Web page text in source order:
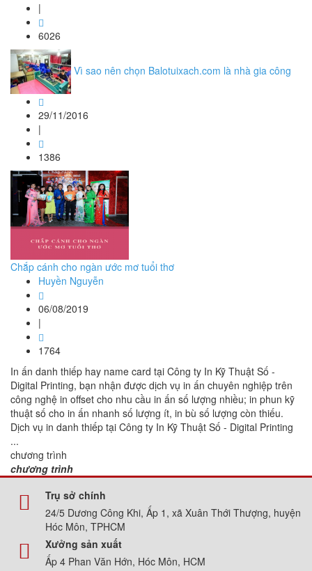
|
6026
Vì sao nên chọn Balotuixach.com là nhà gia công
29/11/2016
|
1386
Chắp cánh cho ngàn ước mơ tuổi thơ
Huyền Nguyễn
06/08/2019
|
1764
In ấn danh thiếp hay name card tại Công ty In Kỹ Thuật Số -
Digital Printing, bạn nhận được dịch vụ in ấn chuyên nghiệp trên
công nghệ in offset cho nhu cầu in ấn số lượng nhiều; in phun kỹ
thuật số cho in ấn nhanh số lượng ít, in bù số lượng còn thiếu.
Dịch vụ in danh thiếp tại Công ty In Kỹ Thuật Số - Digital Printing
...
chương trình
chương trình
Trụ sở chính
24/5 Dương Công Khi, Ấp 1, xã Xuân Thới Thượng, huyện
Hóc Môn, TPHCM
Xưởng sản xuất
Ấp 4 Phan Văn Hớn, Hóc Môn, HCM